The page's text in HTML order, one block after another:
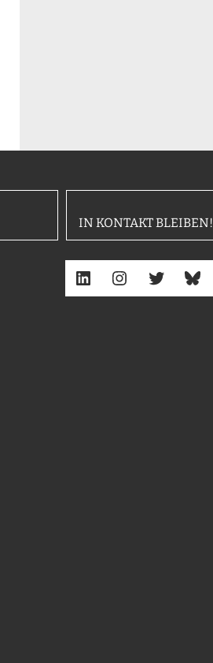
IN KONTAKT BLEIBEN!
LinkedIn Instagram Twitter Bluesky